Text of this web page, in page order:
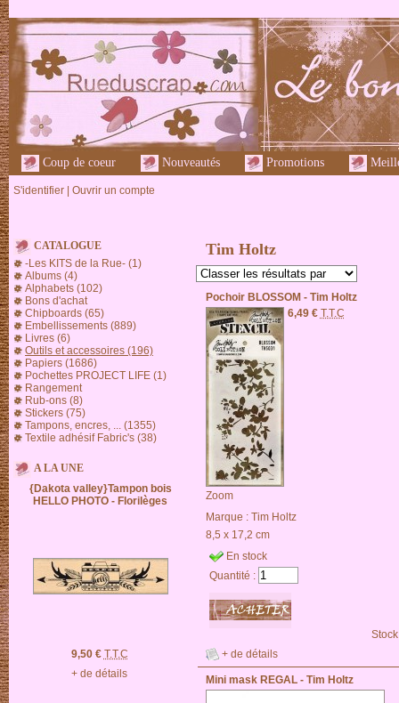
Coup de coeur Nouveautés Promotions
S'identifier Ouvrir un compte
CATALOGUE
-Les KITS de la Rue- (1)
Albums (4)
Alphabets (102)
Bons d'achat
Chipboards (65)
Embellissements (889)
Livres (6)
Outils et accessoires (196)
Papiers (1686)
Pochettes PROJECT LIFE (1)
Rangement
Rub-ons (8)
Stickers (75)
Tampons, encres, ... (1355)
Textile adhésif Fabric's (38)
A LA UNE
{Dakota valley}Tampon bois
HELLO PHOTO - Florilèges
9,50 € T.T.C
+ de détails
Tim Holtz
Pochoir BLOSSOM - Tim Holtz
6,49 € T.T.C
Zoom
Marque : Tim Holtz
8,5 x 17,2 cm
En stock
Quantité :
+ de détails
Mini mask REGAL - Tim Holtz